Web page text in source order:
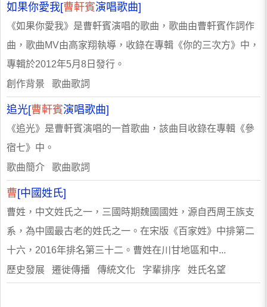
如果你愛我[曹軒賓演唱歌曲]
《如果你愛我》是曹軒賓演唱的歌曲，歌曲由曹軒賓作詞作
曲，歌曲MV由高家翔執導，收錄在專輯《你的三次方》中，
專輯於2012年5月8日發行。
創作背景 歌曲歌詞
追光[曹軒賓演唱歌曲]
《追光》是曹軒賓演唱的一首歌曲，該曲目收錄在專輯《參
宿七》中。
歌曲簡介 歌曲歌詞
曹 [中國姓氏]
曹姓，中文姓氏之一，三國時期魏國國姓，源自西周王族支
系，為中國最古老的姓氏之一。在宋版《百家姓》中排第二
十六，2016年排名第三十二。曹姓在川甘地區和中...
歷史發展 遷徙傳播 傳統文化 字輩排序 姓氏名望